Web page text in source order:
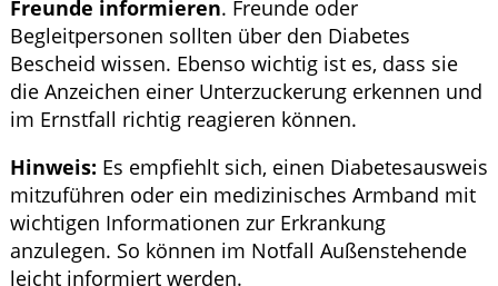
Freunde informieren. Freunde oder
Begleitpersonen sollten über den Diabetes
Bescheid wissen. Ebenso wichtig ist es, dass sie
die Anzeichen einer Unterzuckerung erkennen und
im Ernstfall richtig reagieren können.
Hinweis: Es empfiehlt sich, einen Diabetesausweis
mitzuführen oder ein medizinisches Armband mit
wichtigen Informationen zur Erkrankung
anzulegen. So können im Notfall Außenstehende
leicht informiert werden.